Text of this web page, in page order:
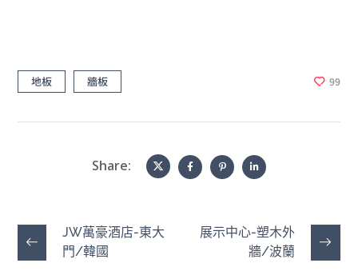
地板 牆板 99
Share:
JW萬豪酒店-東大
門/韓國
展示中心-塑木外
牆/波蘭